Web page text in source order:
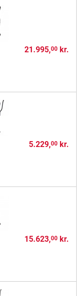
21.995,00kr.
5.229,00kr.
15.623,00kr.